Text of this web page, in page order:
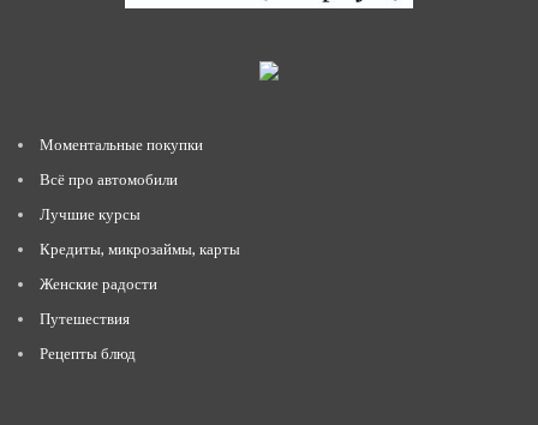
Моментальные покупки
Всё про автомобили
Лучшие курсы
Кредиты, микрозаймы, карты
Женские радости
Путешествия
Рецепты блюд